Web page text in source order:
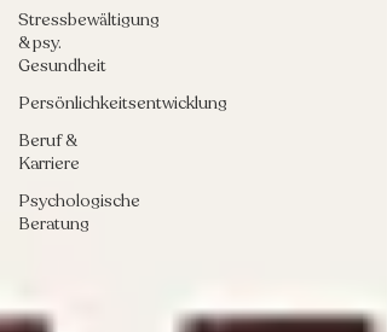
Stressbewältigung
& psy.
Gesundheit
Persönlichkeitsentwicklung
Beruf &
Karriere
Psychologische
Beratung